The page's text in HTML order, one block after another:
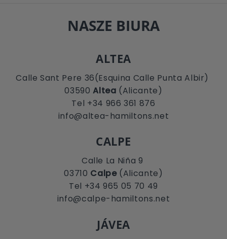
NASZE BIURA
ALTEA
Calle Sant Pere 36(Esquina Calle Punta Albir)
03590Altea (Alicante)
Tel +34 966 361 876
info@altea-hamiltons.net
CALPE
Calle La Niña 9
03710 Calpe(Alicante)
Tel +34 965 05 70 49
info@calpe-hamiltons.net
JÁVEA